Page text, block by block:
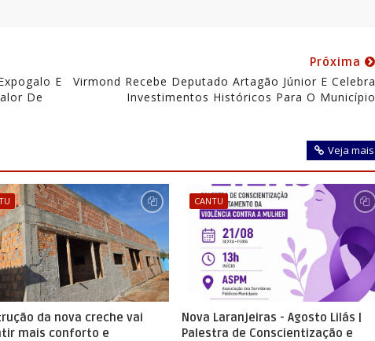
E
De
Próxima
Virmond Recebe Deputado Artagão Júnior E Celebra
Investimentos Históricos Para O Município
Veja mais
da nova creche vai
mais conforto e
CANTU
Nova Laranjeiras - Agosto Lilás |
Palestra de Conscientização e